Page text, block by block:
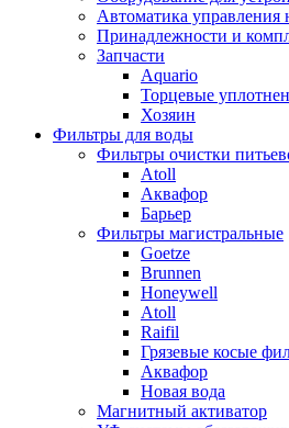
Автоматика управления
Принадлежности и
Запчасти
Aquario
Торцевые
Хозяин
Фильтры для воды
Фильтры очистки
Atoll
Аквафор
Барьер
Фильтры магистральные
Goetze
Brunnen
Honeywell
Atoll
Raifil
Грязевые косые
Аквафор
Новая вода
Магнитный активатор